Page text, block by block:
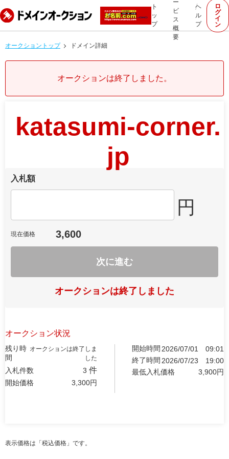
ト
ッ
プ
ー
ビ
ス
概
要
ヘ
ル
プ
ロ
グ
イ
ン
オークショントップ ドメイン詳細
オークションは終了しました。
katasumi-corner.
jp
入札額
円
現在価格 3,600
次に進む
オークションは終了しました
オークション状況
残り時
間
オークションは終了しま
した
入札件数 3 件
開始価格 3,300円
開始時間 2026/07/01
09:01
終了時間 2026/07/23
19:00
最低入札価格
3,900円
表示価格は「税込価格」です。